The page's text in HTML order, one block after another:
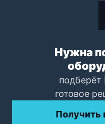
Нужна
подберёт
готовое
Получить